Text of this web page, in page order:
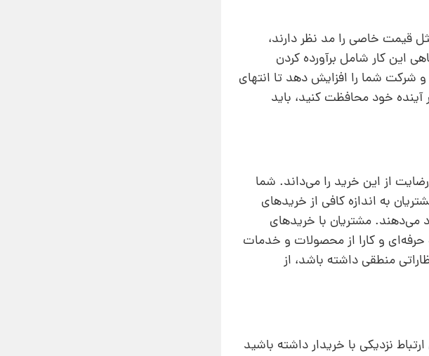
قیمت خاصی را مد نظر دارند،
این کار شامل برآورده کردن
و شرکت شما را افزایش دهد تا انتهای
خود محافظت کنید، باید
از این خرید را می‌داند. شما
به‌ اندازه کافی از خریدهای
می‌دهند. مشتریان با خریدهای
و کارا از محصولات و خدمات
منطقی داشته باشد،‌ از
نزدیکی با خریدار داشته باشید